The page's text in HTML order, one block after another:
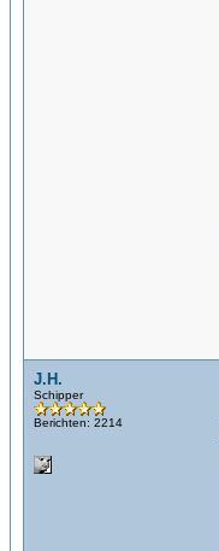
J.H.
Schipper
Berichten: 2214